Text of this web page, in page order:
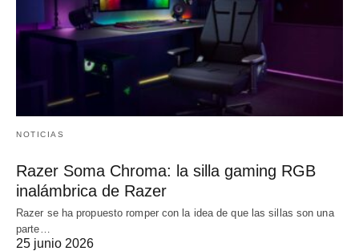
NOTICIAS
Razer Soma Chroma: la silla gaming RGB
inalámbrica de Razer
Razer se ha propuesto romper con la idea de que las sillas son una
parte…
25 junio 2026